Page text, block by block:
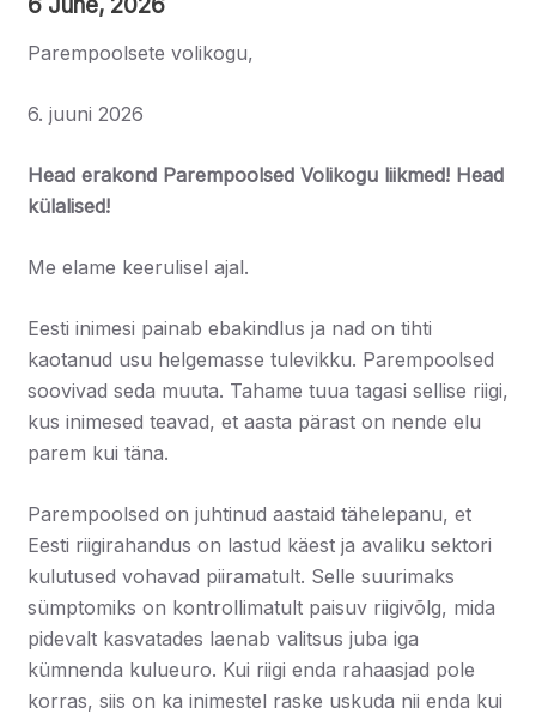
Parempoolsete volikogu,
6. juuni 2026
Head erakond Parempoolsed Volikogu liikmed! Head
külalised!
Me elame keerulisel ajal.
Eesti inimesi painab ebakindlus ja nad on tihti
kaotanud usu helgemasse tulevikku. Parempoolsed
soovivad seda muuta. Tahame tuua tagasi sellise riigi,
kus inimesed teavad, et aasta pärast on nende elu
parem kui täna.
Parempoolsed on juhtinud aastaid tähelepanu, et
Eesti riigirahandus on lastud käest ja avaliku sektori
kulutused vohavad piiramatult. Selle suurimaks
sümptomiks on kontrollimatult paisuv riigivõlg, mida
pidevalt kasvatades laenab valitsus juba iga
kümnenda kulueuro. Kui riigi enda rahaasjad pole
korras, siis on ka inimestel raske uskuda nii enda kui